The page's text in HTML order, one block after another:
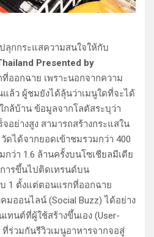
กกระแสความสนใจให้กับ
Presented by
ออกฉาย เพราะนอกจากความ
ล้ว ผู้ชมยังได้ลุ้นว่าเมนูใดที่จะได้
กล้บ้าน ข้อมูลจากโลตัสระบุว่า
อย่างสูง สามารถสร้างกระแสใน
ได้จากยอดเข้าชมรวมกว่า 400
ว่า 1.6 ล้านครั้งบนโซเชียลมีเดีย
ารขึ้นไปติดเทรนด์บน
1 ตั้งแต่ตอนแรกที่ออกฉาย
มออนไลน์ (Social Buzz) ได้อย่าง
ทนต์ที่ผู้ใช้สร้างขึ้นเอง (User-
ที่ร่วมกันรีวิวเมนูอาหารจากจอสู่